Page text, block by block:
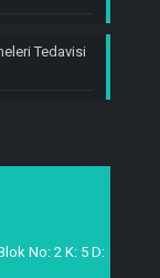
Tedavisi
No: 2 K: 5 D: